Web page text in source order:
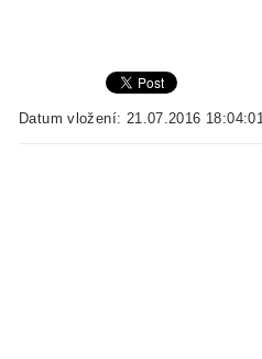
Datum vložení: 21.07.2016 18:04:01